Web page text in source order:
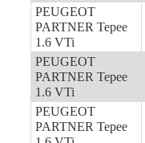
PEUGEOT
PARTNER Tepee
1.6 VTi
PEUGEOT
PARTNER Tepee
1.6 VTi
PEUGEOT
PARTNER Tepee